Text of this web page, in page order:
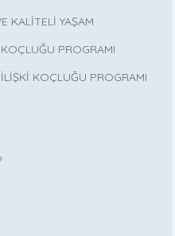
KALİTELİ YAŞAM
PROGRAMI
KOÇLUĞU PROGRAMI